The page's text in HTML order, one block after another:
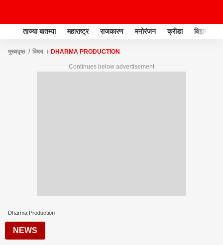
ताज्या बातम्या महाराष्ट्र राजकारण मनोरंजन क्रीडा बिझनेस
मुख्यपृष्ठ विषय DHARMA PRODUCTION
Continues below advertisement
Dharma Production
NEWS